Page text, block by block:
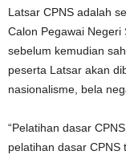
Latsar CPNS adalah
Calon Pegawai Negeri
sebelum kemudian
peserta Latsar akan
nasionalisme, bela
“Pelatihan dasar
pelatihan dasar